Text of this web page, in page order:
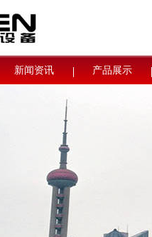
新闻资讯 产品展示